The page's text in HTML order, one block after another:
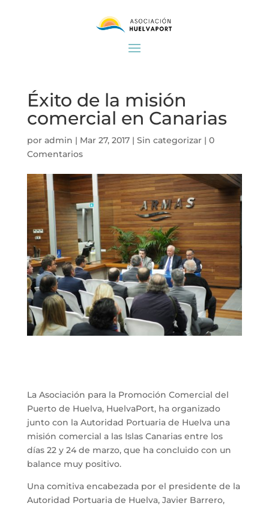
Éxito de la misión
comercial en Canarias
por admin | Mar 27, 2017| Sin categorizar| 0
Comentarios
La Asociación para la Promoción Comercial del
Puerto de Huelva, HuelvaPort, ha organizado
junto con la Autoridad Portuaria de Huelva una
misión comercial a las Islas Canarias entre los
días 22 y 24 de marzo, que ha concluido con un
balance muy positivo.
Una comitiva encabezada por el presidente de la
Autoridad Portuaria de Huelva, Javier Barrero,